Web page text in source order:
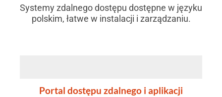
Systemy zdalnego dostępu dostępne w języku
polskim, łatwe w instalacji i zarządzaniu.
Portal dostępu zdalnego i aplikacji